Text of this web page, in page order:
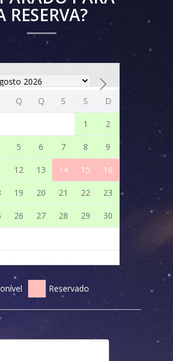
RESERVA?
Q Q S S D
1 2
5 6 7 8 9
12 13 14 15 16
19 20 21 22 23
26 27 28 29 30
Reservado